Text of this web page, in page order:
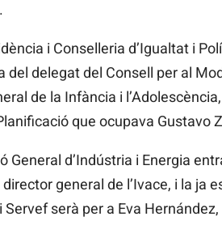
i Conselleria d’Igualtat i
del delegat del Consell per al
de la Infància i
que ocupava Gustavo
General d’Indústria i Energia
general de l’Ivace, i la ja
serà per a Eva